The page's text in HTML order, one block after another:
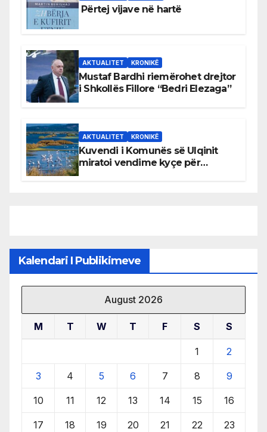
Përtej vijave në hartë
AKTUALITET KRONIKË
Mustaf Bardhi riemërohet drejtor
i Shkollës Fillore “Bedri Elezaga”
AKTUALITET KRONIKË
Kuvendi i Komunës së Ulqinit
miratoi vendime kyçe për
Kalendari I Publikimeve
August 2026
M T W T F S S
1 2
3 4 5 6 7 8 9
10 11 12 13 14 15 16
17 18 19 20 21 22 23